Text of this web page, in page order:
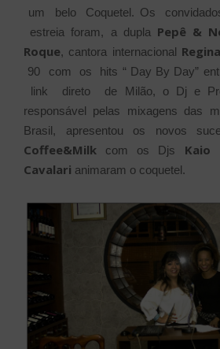
um belo Coquetel. Os
estreia foram, a dupla Pepê &
Roque, cantora internacional Regina
90 com os hits “ Day By Day”
link direto de Milão, o Dj e
responsável pelas mixagens das
Brasil, apresentou os novos
Coffee&Milk com os Djs Kaio
Cavalari animaram o coquetel.